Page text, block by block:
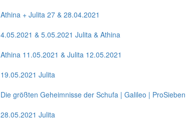
Athina + Julita 27 & 28.04.2021
4.05.2021 & 5.05.2021 Julita & Athina
Athina 11.05.2021 & Julita 12.05.2021
19.05.2021 Julita
Die größten Geheimnisse der Schufa | Galileo | ProSieben
28.05.2021 Julita